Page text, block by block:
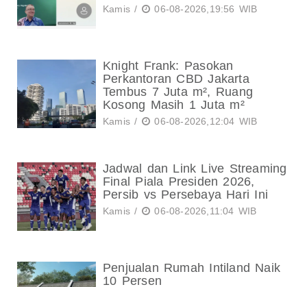
Kamis / 06-08-2026,19:56 WIB
Knight Frank: Pasokan
Perkantoran CBD Jakarta
Tembus 7 Juta m², Ruang
Kosong Masih 1 Juta m²
Kamis / 06-08-2026,12:04 WIB
Jadwal dan Link Live Streaming
Final Piala Presiden 2026,
Persib vs Persebaya Hari Ini
Kamis / 06-08-2026,11:04 WIB
Penjualan Rumah Intiland Naik
10 Persen